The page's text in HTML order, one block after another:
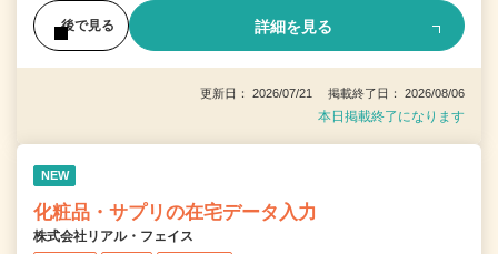
後で見る 詳細を見る
更新日： 2026/07/21 掲載終了日： 2026/08/06
本日掲載終了になります
NEW
化粧品・サプリの在宅データ入力
株式会社リアル・フェイス